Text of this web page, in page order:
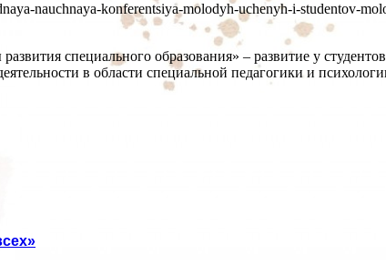
nauchnaya-konferentsiya-molodyh-uchenyh-i-studentov-
специального образования» – развитие у
в области специальной педагогики и